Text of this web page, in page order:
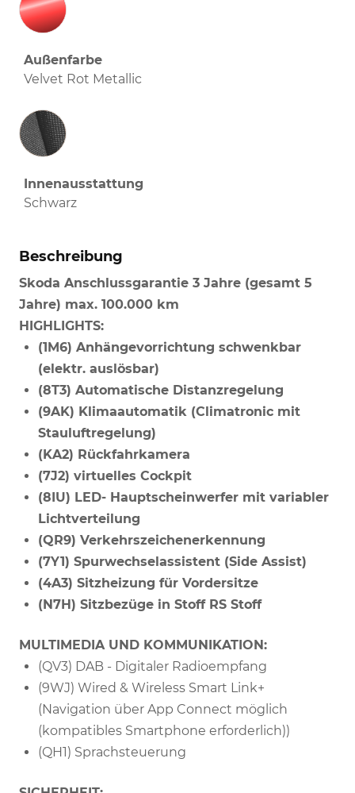
Außenfarbe
Velvet Rot Metallic
Innenausstattung
Innenausstattung
Schwarz
Beschreibung
Skoda Anschlussgarantie 3 Jahre (gesamt 5
Jahre) max. 100.000 km
HIGHLIGHTS:
(1M6) Anhängevorrichtung schwenkbar
(elektr. auslösbar)
(8T3) Automatische Distanzregelung
(9AK) Klimaautomatik (Climatronic mit
Stauluftregelung)
(KA2) Rückfahrkamera
(7J2) virtuelles Cockpit
(8IU) LED- Hauptscheinwerfer mit variabler
Lichtverteilung
(QR9) Verkehrszeichenerkennung
(7Y1) Spurwechselassistent (Side Assist)
(4A3) Sitzheizung für Vordersitze
(N7H) Sitzbezüge in Stoff RS Stoff
MULTIMEDIA UND KOMMUNIKATION:
(QV3) DAB - Digitaler Radioempfang
(9WJ) Wired & Wireless Smart Link+
(Navigation über App Connect möglich
(kompatibles Smartphone erforderlich))
(QH1) Sprachsteuerung